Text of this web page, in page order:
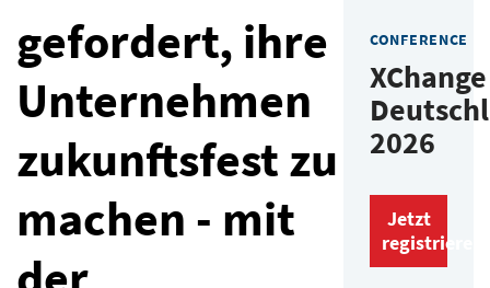
gefordert, ihre
Unternehmen
zukunftsfest zu
machen - mit
CONFERENCE
XChange
2026
Jetzt
registrieren